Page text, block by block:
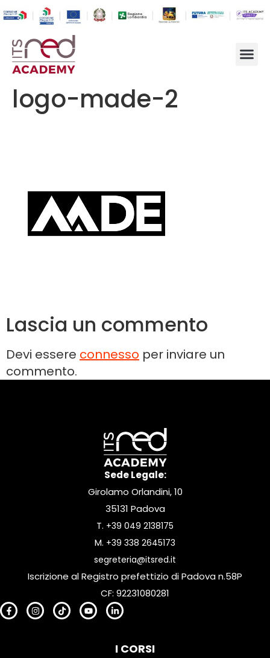
logo-made-2
Lascia un commento
Devi essere connesso per inviare un
commento.
Sede Legale:
Girolamo Orlandini, 10
35131 Padova
T. +39 049 2138175
M. +39 338 2645173
segreteria@itsred.it
Iscrizione al Registro prefettizio di Padova n.58P
CF: 92231080281
I CORSI